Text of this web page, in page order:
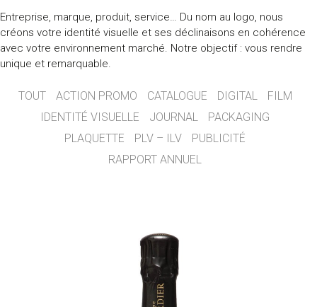
Entreprise, marque, produit, service… Du nom au logo, nous
créons votre identité visuelle et ses déclinaisons en cohérence
avec votre environnement marché. Notre objectif : vous rendre
unique et remarquable.
TOUT ACTION PROMO CATALOGUE DIGITAL
FILM
IDENTITÉ VISUELLE
JOURNAL
PACKAGING
PLAQUETTE
PLV – ILV
PUBLICITÉ
RAPPORT ANNUEL